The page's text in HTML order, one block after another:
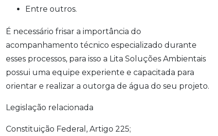
Entre outros.
É necessário frisar a importância do
acompanhamento técnico especializado durante
esses processos, para isso a Lita Soluções Ambientais
possui uma equipe experiente e capacitada para
orientar e realizar a outorga de água do seu projeto.
Legislação relacionada
Constituição Federal, Artigo 225;